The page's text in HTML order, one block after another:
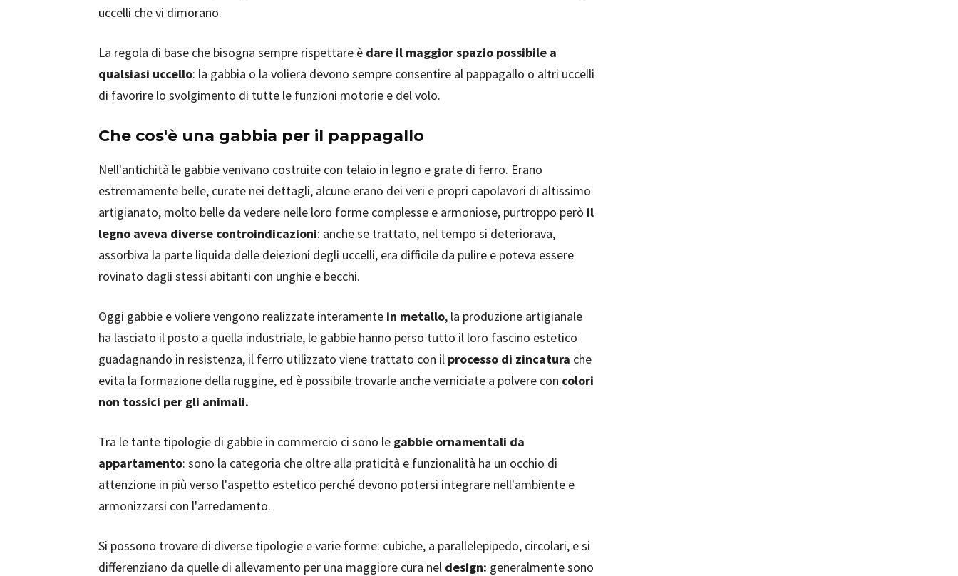
uccelli che vi dimorano.
La regola di base che bisogna sempre rispettare è dare il maggior spazio possibile a
qualsiasi uccello: la gabbia o la voliera devono sempre consentire al pappagallo o altri uccelli
di favorire lo svolgimento di tutte le funzioni motorie e del volo.
Che cos'è una gabbia per il pappagallo
Nell'antichità le gabbie venivano costruite con telaio in legno e grate di ferro. Erano
estremamente belle, curate nei dettagli, alcune erano dei veri e propri capolavori di altissimo
artigianato, molto belle da vedere nelle loro forme complesse e armoniose, purtroppo però il
legno aveva diverse controindicazioni: anche se trattato, nel tempo si deteriorava,
assorbiva la parte liquida delle deiezioni degli uccelli, era difficile da pulire e poteva essere
rovinato dagli stessi abitanti con unghie e becchi.
Oggi gabbie e voliere vengono realizzate interamente in metallo, la produzione artigianale
ha lasciato il posto a quella industriale, le gabbie hanno perso tutto il loro fascino estetico
guadagnando in resistenza, il ferro utilizzato viene trattato con il processo di zincatura che
evita la formazione della ruggine, ed è possibile trovarle anche verniciate a polvere con colori
non tossici per gli animali.
Tra le tante tipologie di gabbie in commercio ci sono le gabbie ornamentali da
appartamento: sono la categoria che oltre alla praticità e funzionalità ha un occhio di
attenzione in più verso l'aspetto estetico perché devono potersi integrare nell'ambiente e
armonizzarsi con l'arredamento.
Si possono trovare di diverse tipologie e varie forme: cubiche, a parallelepipedo, circolari, e si
differenziano da quelle di allevamento per una maggiore cura nel design: generalmente sono